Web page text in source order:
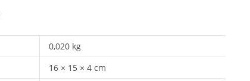
0,020 kg
16 × 15 × 4 cm